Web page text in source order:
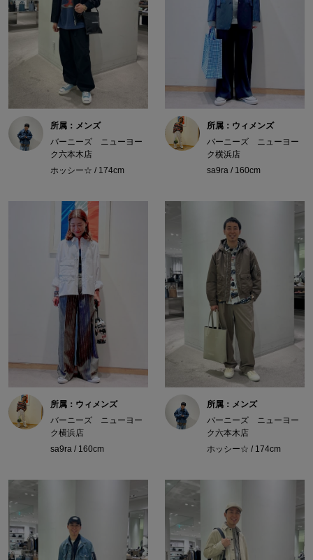
所属：メンズ
バーニーズ ニューヨー
ク六本木店
ホッシー☆ / 174cm
所属：ウィメンズ
バーニーズ ニューヨー
ク横浜店
sa9ra / 160cm
所属：ウィメンズ
バーニーズ ニューヨー
ク横浜店
sa9ra / 160cm
所属：メンズ
バーニーズ ニューヨー
ク六本木店
ホッシー☆ / 174cm